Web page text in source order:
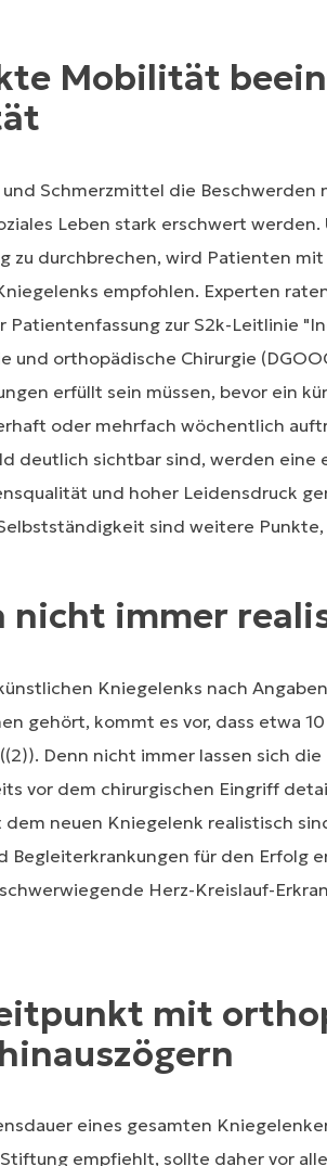
Mobilität
Schmerzmittel die
Leben stark erschwert
zu durchbrechen, wird Patienten
empfohlen. Experten
Patientenfassung zur S2k-Leitlinie
und orthopädische Chirurgie
erfüllt sein müssen, bevor ein
oder mehrfach wöchentlich
deutlich sichtbar sind, werden eine
und hoher Leidensdruck
sind weitere
nicht immer
Kniegelenks nach
gehört, kommt es vor, dass etwa
Denn nicht immer lassen sich
vor dem chirurgischen Eingriff
neuen Kniegelenk realistisch
Begleiterkrankungen für den Erfolg
Herz-Kreislauf-
mit
eines gesamten
empfiehlt, sollte daher vor